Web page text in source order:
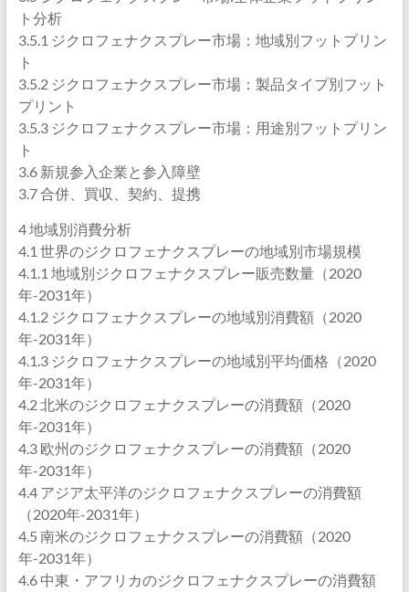
ト分析
3.5.1 ジクロフェナクスプレー市場：地域別フットプリン
ト
3.5.2 ジクロフェナクスプレー市場：製品タイプ別フット
プリント
3.5.3 ジクロフェナクスプレー市場：用途別フットプリン
ト
3.6 新規参入企業と参入障壁
3.7 合併、買収、契約、提携
4 地域別消費分析
4.1 世界のジクロフェナクスプレーの地域別市場規模
4.1.1 地域別ジクロフェナクスプレー販売数量（2020
年-2031年）
4.1.2 ジクロフェナクスプレーの地域別消費額（2020
年-2031年）
4.1.3 ジクロフェナクスプレーの地域別平均価格（2020
年-2031年）
4.2 北米のジクロフェナクスプレーの消費額（2020
年-2031年）
4.3 欧州のジクロフェナクスプレーの消費額（2020
年-2031年）
4.4 アジア太平洋のジクロフェナクスプレーの消費額
（2020年-2031年）
4.5 南米のジクロフェナクスプレーの消費額（2020
年-2031年）
4.6 中東・アフリカのジクロフェナクスプレーの消費額